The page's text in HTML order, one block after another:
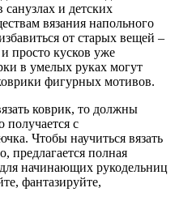
и детских
вязания напольного
от старых вещей –
просто кусков уже
в умелых руках могут
фигурных мотивов.
коврик, то должны
получается с
Чтобы научиться вязать
предлагается полная
начинающих рукодельниц
фантазируйте,